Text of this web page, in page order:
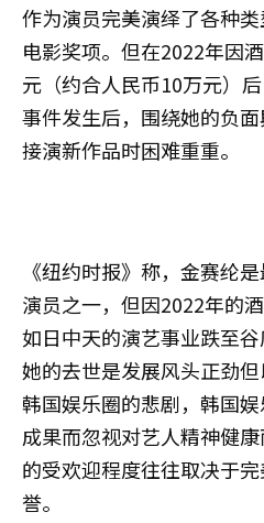
作为演员完美演绎了各种
电影奖项。但在2022年因
元（约合人民币10万元）
事件发生后，围绕她的负
接演新作品时困难重重。
《纽约时报》称，金赛纶
演员之一，但因2022年的
如日中天的演艺事业跌至谷
她的去世是发展风头正劲
韩国娱乐圈的悲剧，韩国
成果而忽视对艺人精神健
的受欢迎程度往往取决于
誉。